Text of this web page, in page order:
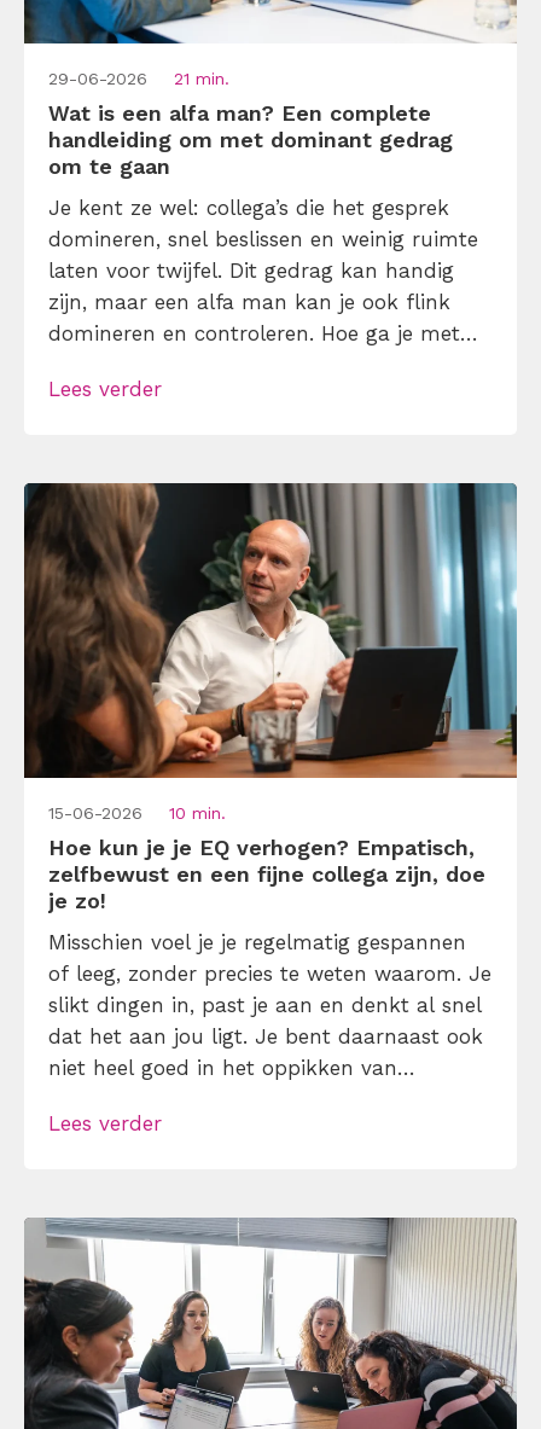
29-06-2026 21 min.
Wat is een alfa man? Een complete
handleiding om met dominant gedrag
om te gaan
Je kent ze wel: collega’s die het gesprek
domineren, snel beslissen en weinig ruimte
laten voor twijfel. Dit gedrag kan handig
zijn, maar een alfa man kan je ook flink
domineren en controleren. Hoe ga je met
kleiner te maken of in de aanval te gaan?
Lees verder
15-06-2026 10 min.
Hoe kun je je EQ verhogen? Empatisch,
zelfbewust en een fijne collega zijn, doe
je zo!
Misschien voel je je regelmatig gespannen
of leeg, zonder precies te weten waarom. Je
slikt dingen in, past je aan en denkt al snel
dat het aan jou ligt. Je bent daarnaast ook
niet heel goed in het oppikken van
lekker in z’n vel zit, dan zal jou dat niet
Lees verder